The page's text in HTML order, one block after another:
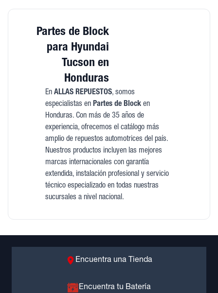
Partes de Block
para Hyundai
Tucson en
Honduras
En ALLAS REPUESTOS, somos
especialistas en Partes de Blocken
Honduras. Con más de 35 años de
experiencia, ofrecemos el catálogo más
amplio de repuestos automotrices del país.
Nuestros productos incluyen las mejores
marcas internacionales con garantía
extendida, instalación profesional y servicio
técnico especializado en todas nuestras
sucursales a nivel nacional.
Encuentra una Tienda
Encuentra tu Batería